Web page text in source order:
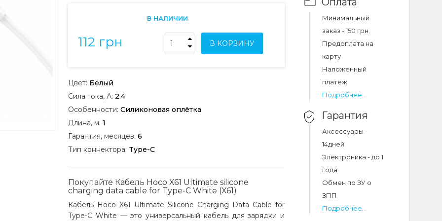
В НАЛИЧИИ
112 грн В КОРЗИНУ
Цвет: Белый
Сила тока, А: 2.4
Особенности: Силиконовая оплётка
Длина, м: 1
Гарантия, месяцев: 6
Тип коннектора: Type-C
Покупайте Кабель Hoco X61 Ultimate silicone
charging data cable for Type-C White (X61)
Кабель Hoco X61 Ultimate Silicone Charging Data Cable for
Type-C White — это универсальный кабель для зарядки и
Минимальный
заказ - 150 грн.
Предоплата на
карту
Наложенный
платеж
Подробнее...
Гарантия
Аксессуары -
14дней
Электроника - до 1
года
Обмен по ЗУ о
ЗПП
Подробнее...